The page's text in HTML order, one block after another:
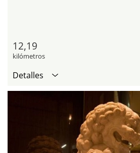
12,19
kilómetros
Detalles